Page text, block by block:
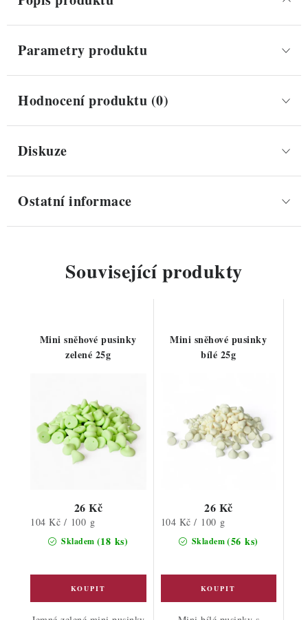
Parametry produktu
Hodnocení produktu (0)
Diskuze
Ostatní informace
Související produkty
Mini sněhové pusinky
zelené 25g
Skladem (18 ks)
26 Kč
Měrná
cena:
104 Kč / 100 g
Mini sněhové pusinky
bílé 25g
Skladem(56 ks)
26 Kč
Měrná
cena:
104 Kč / 100 g